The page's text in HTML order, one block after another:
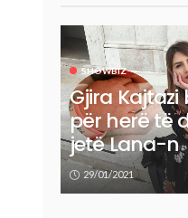
SHOWBIZ
Gjira
për herë të
jetë Lana-n
29/01/2021